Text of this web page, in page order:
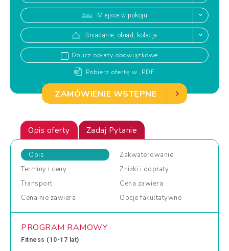
Miejsce w pokoju
Śniadanie, obiad, kolacja
Dolicz opłaty obowiązkowe
Pobierz ofertę w .PDF
ZAMÓWIENIE WSTĘPNE
Opis oferty Zadaj Pytanie
Opis
Zakwaterowanie
Terminy i ceny Zniżki i dopłaty
Transport
Cena zawiera
Cena nie zawiera Opcje fakultatywne
PROGRAM RAMOWY
Fitness (10-17 lat)